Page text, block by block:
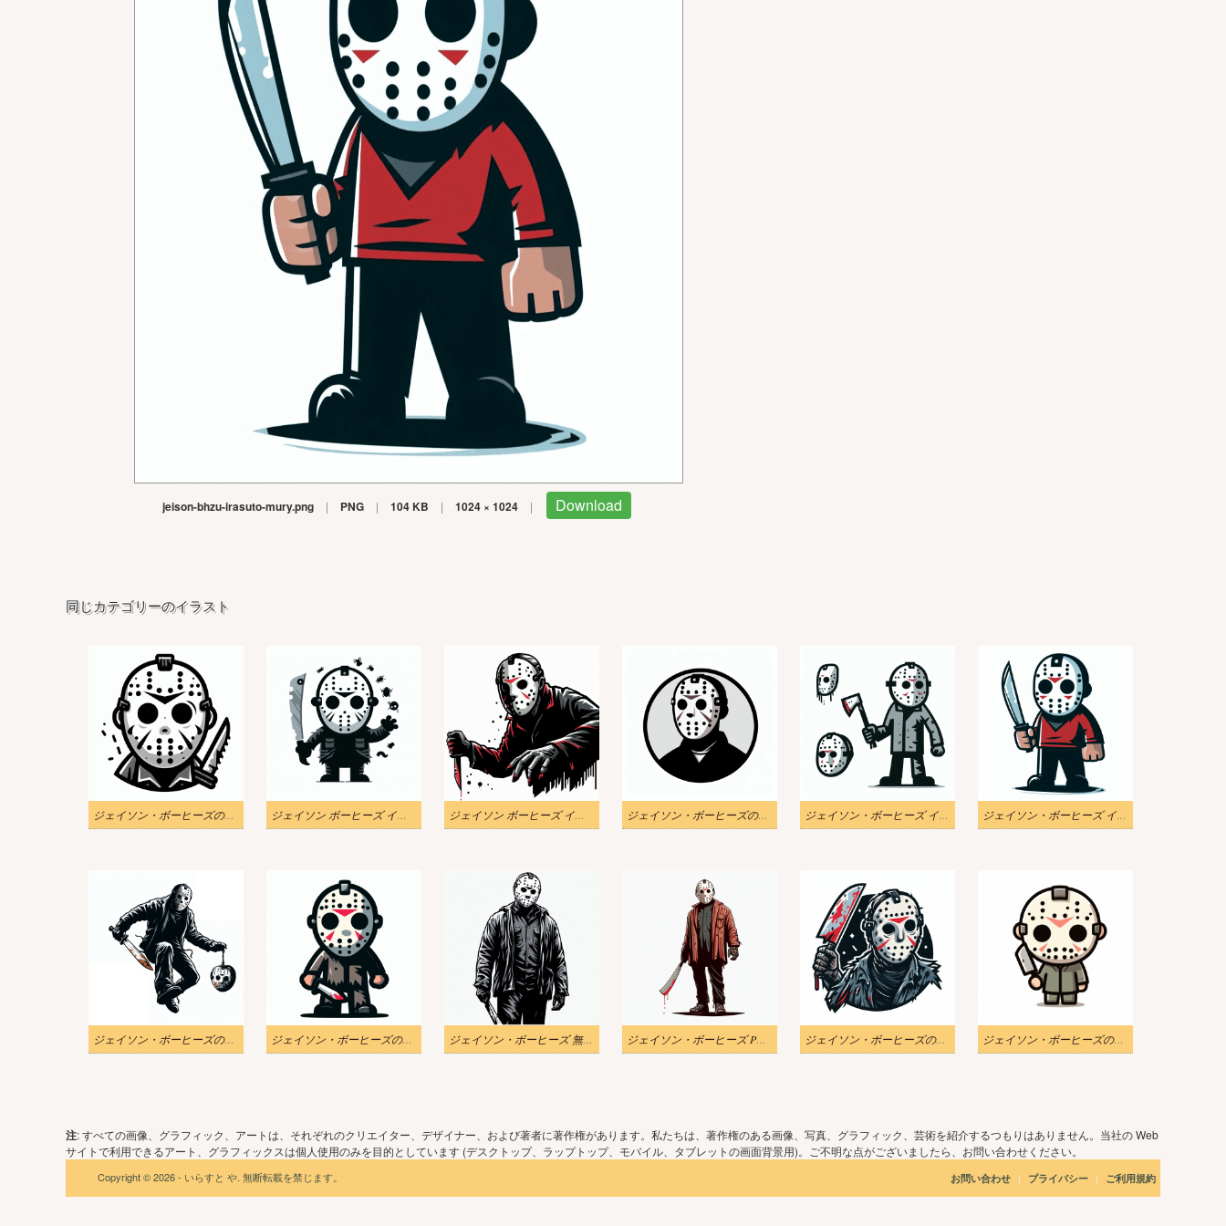
jeison-bhzu-irasuto-mury.png | PNG | 104 KB | 1024 × 1024 | Download
同じカテゴリーのイラスト
ジェイソン・ボーヒーズのイラスト無料 2 ジェイソン ボーヒーズ イラスト画像 ジェイソン ボーヒーズ イラスト PNG 画像 ジェイソン・ボーヒーズのイラストPNG 無料 2 ジェイソン・ボーヒーズ イラスト PNG イメージ 2 ジェイソン・ボーヒーズ イラスト 無料
ジェイソン・ボーヒーズのイラスト無料写真 ジェイソン・ボーヒーズのイラストダウンロード ジェイソン・ボーヒーズ 無料イラスト ジェイソン・ボーヒーズ PNG イラスト ジェイソン・ボーヒーズのイラスト無料画像 ジェイソン・ボーヒーズのイラスト画像
注: すべての画像、グラフィック、アートは、それぞれのクリエイター、デザイナー、および著者に著作権があります。私たちは、著作権のある画像、写真、グラフィック、芸術を紹介するつもりはありません。当社の Web
サイトで利用できるアート、グラフィックスは個人使用のみを目的としています (デスクトップ、ラップトップ、モバイル、タブレットの画面背景用)。ご不明な点がございましたら、お問い合わせください。
Copyright © 2026 - いらすと や. 無断転載を禁じます。 お問い合わせ | プライバシー | ご利用規約